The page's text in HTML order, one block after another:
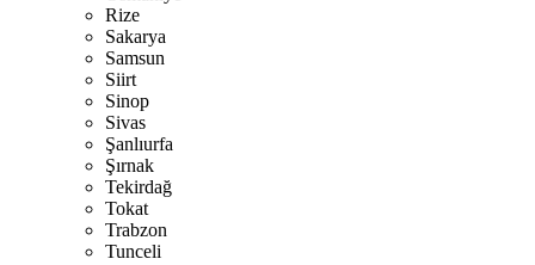
Rize
Sakarya
Samsun
Siirt
Sinop
Sivas
Şanlıurfa
Şırnak
Tekirdağ
Tokat
Trabzon
Tunceli